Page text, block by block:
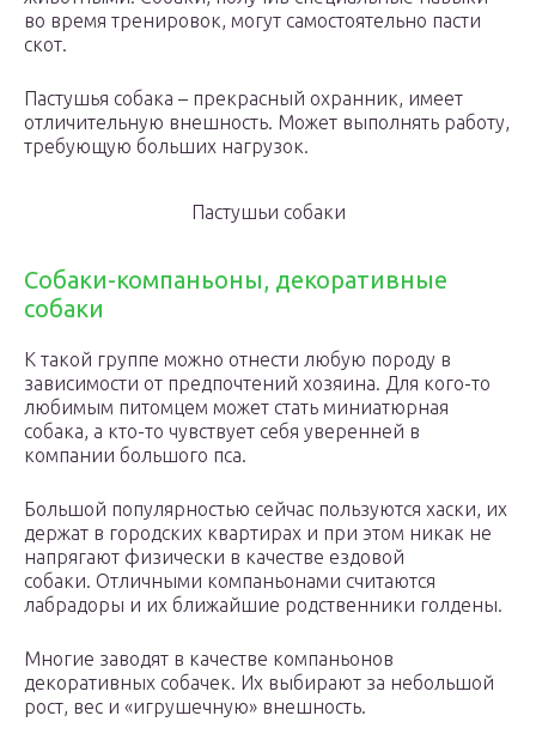
во время тренировок, могут самостоятельно пасти
скот.
Пастушья собака – прекрасный охранник, имеет
отличительную внешность. Может выполнять работу,
требующую больших нагрузок.
Пастушьи собаки
Собаки-компаньоны, декоративные
собаки
К такой группе можно отнести любую породу в
зависимости от предпочтений хозяина. Для кого-то
любимым питомцем может стать миниатюрная
собака, а кто-то чувствует себя уверенней в
компании большого пса.
Большой популярностью сейчас пользуются хаски, их
держат в городских квартирах и при этом никак не
напрягают физически в качестве ездовой
собаки. Отличными компаньонами считаются
лабрадоры и их ближайшие родственники голдены.
Многие заводят в качестве компаньонов
декоративных собачек. Их выбирают за небольшой
рост, вес и «игрушечную» внешность.